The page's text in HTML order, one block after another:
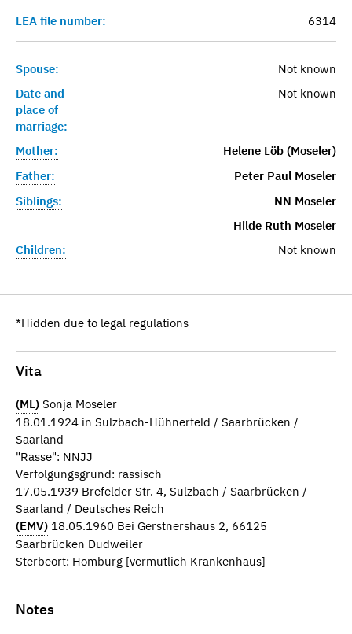
LEA file number:
6314
Spouse:
Not known
Date and
place of
marriage:
Not known
Mother:
Helene Löb (Moseler)
Father:
Peter Paul Moseler
Siblings:
NN Moseler
Hilde Ruth Moseler
Children:
Not known
*Hidden due to legal regulations
Vita
(ML) Sonja Moseler
18.01.1924 in Sulzbach-Hühnerfeld / Saarbrücken /
Saarland
"Rasse": NNJJ
Verfolgungsgrund: rassisch
17.05.1939 Brefelder Str. 4, Sulzbach / Saarbrücken /
Saarland / Deutsches Reich
(EMV) 18.05.1960 Bei Gerstnershaus 2, 66125
Saarbrücken Dudweiler
Sterbeort: Homburg [vermutlich Krankenhaus]
Notes